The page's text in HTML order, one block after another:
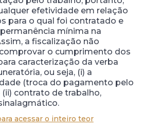
efetividade em relação
para o qual foi contratado e
mínima na
a fiscalização não
o cumprimento dos
caracterização da verba
ou seja, (i) a
(troca do pagamento pelo
(ii) contrato de trabalho,
acessar o inteiro teor